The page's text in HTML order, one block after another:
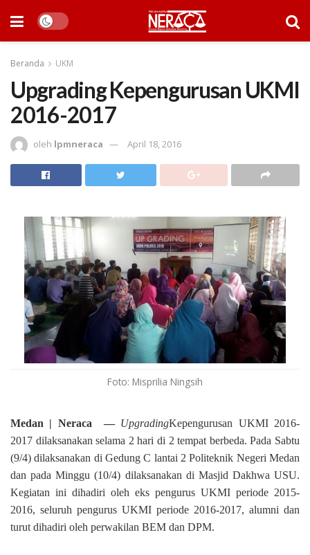
Beranda UKM
Upgrading Kepengurusan UKMI
2016-2017
oleh lpmneraca April 18, 2016
Foto: Misprilia Ningsih
Medan | Neraca — UpgradingKepengurusan UKMI 2016-
2017 dilaksanakan selama 2 hari di 2 tempat berbeda. Pada Sabtu
(9/4) dilaksanakan di Gedung C lantai 2 Politeknik Negeri Medan
dan pada Minggu (10/4) dilaksanakan di Masjid Dakhwa USU.
Kegiatan ini dihadiri oleh eks pengurus UKMI periode 2015-
2016, seluruh pengurus UKMI periode 2016-2017, alumni dan
turut dihadiri oleh perwakilan BEM dan DPM.